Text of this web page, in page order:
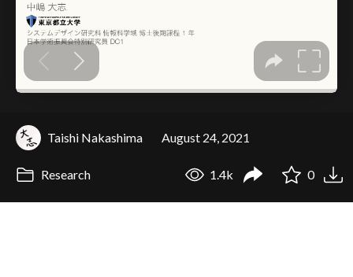
Taishi Nakashima August 24, 2021
Research 1.4k 0